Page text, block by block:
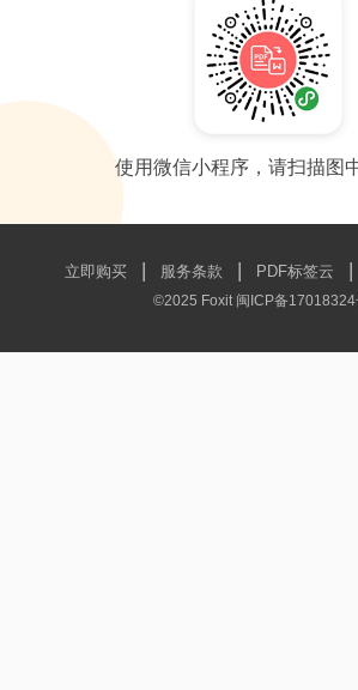
使用微信小程序，请扫描图
立即购买 | 服务条款 | PDF标签云 |
©2025 Foxit 闽ICP备17018324